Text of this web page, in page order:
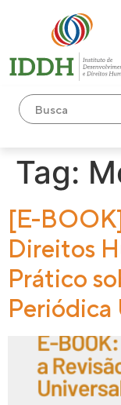
Tag:
[E-
Direitos
Prático
Periódica